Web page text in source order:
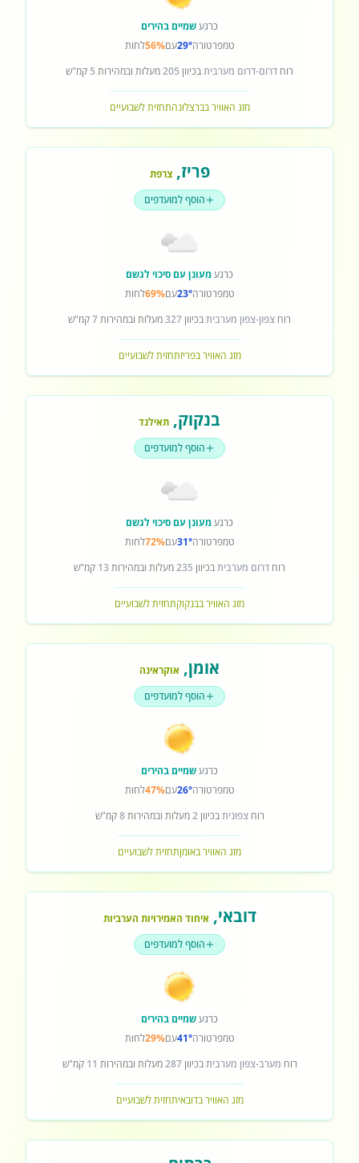
כרגעשמיים בהירים
טמפרטורה29°עם56%לחות
רוח דרום-דרום מערביתבכיוון 205מעלות ובמהירות 5 קמ"ש
מזג האוויר בברצלונהתחזית לשבועיים
פריז,צרפת
הוסף למועדפים
כרגעמעונן עם סיכוי לגשם
טמפרטורה23°עם69%לחות
רוח צפון-צפון מערביתבכיוון327מעלות ובמהירות7קמ"ש
מזג האוויר בפריזתחזית לשבועיים
בנקוק, תאילנד
הוסף למועדפים
כרגעמעונן עם סיכוי לגשם
טמפרטורה31°עם72%לחות
רוח דרום מערביתבכיוון 235מעלות ובמהירות 13 קמ"ש
מזג האוויר בבנקוקתחזית לשבועיים
אומן, אוקראינה
הוסף למועדפים
כרגעשמיים בהירים
טמפרטורה26°עם47%לחות
רוחצפוניתבכיוון2מעלות ובמהירות8קמ"ש
מזג האוויר באומןתחזית לשבועיים
דובאי, איחוד האמירויות הערביות
הוסף למועדפים
כרגעשמיים בהירים
טמפרטורה41°עם29%לחות
רוח מערב-צפון מערביתבכיוון287מעלות ובמהירות 11 קמ"ש
מזג האוויר בדובאיתחזית לשבועיים